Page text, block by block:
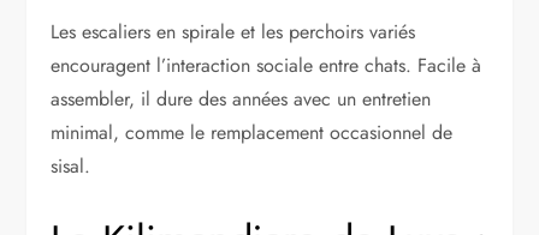
Les escaliers en spirale et les perchoirs variés
encouragent l’interaction sociale entre chats. Facile à
assembler, il dure des années avec un entretien
minimal, comme le remplacement occasionnel de
sisal.